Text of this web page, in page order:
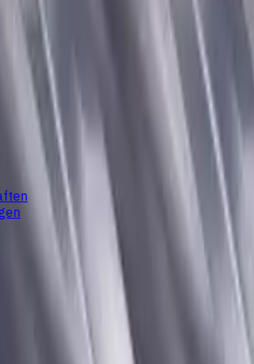
AlCrN
Auf Bestellung
06.08.2026 berechnet
PDF-Angebot
mm